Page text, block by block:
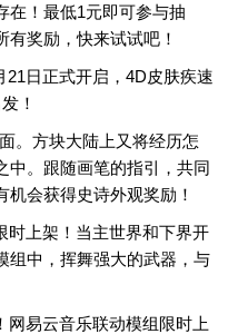
在！最低1元即可参与抽
奖励，快来试试吧！
日正式开启，4D皮肤疾速
！
。方块大陆上又将经历怎
中。跟随画笔的指引，共同
会获得史诗外观奖励！
时上架！当主世界和下界开
组中，挥舞强大的武器，与
网易云音乐联动模组限时上